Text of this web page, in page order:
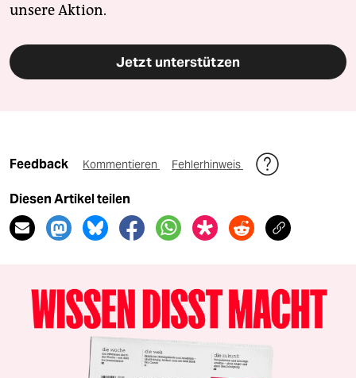
unsere Aktion.
Jetzt unterstützen
Feedback Kommentieren Fehlerhinweis
Diesen Artikel teilen